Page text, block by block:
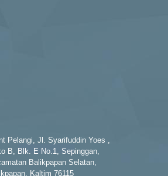
Pelangi, Jl. Syarifuddin Yoes ,
B, Blk. E No.1, Sepinggan,
Balikpapan Selatan,
Kaltim 76115